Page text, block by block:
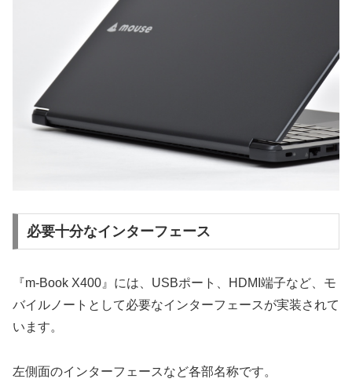
必要十分なインターフェース
『m-Book X400』には、USBポート、HDMI端子など、モ
バイルノートとして必要なインターフェースが実装されて
います。
左側面のインターフェースなど各部名称です。